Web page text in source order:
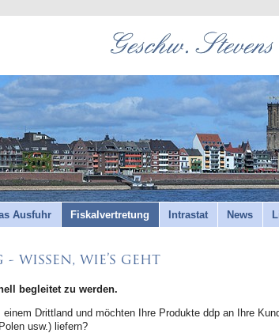
Ausfuhr Fiskalvertretung Intrastat News
wissen, wie’s geht
begleitet zu werden.
Drittland und möchten Ihre Produkte ddp an Ihre
usw.) liefern?